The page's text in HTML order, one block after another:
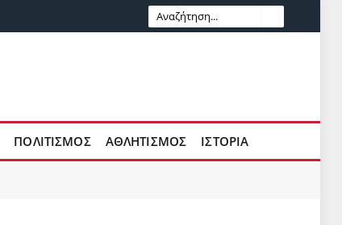
ΠΟΛΙΤΙΣΜΌΣ ΑΘΛΗΤΙΣΜΌΣ ΙΣΤΟΡΊΑ